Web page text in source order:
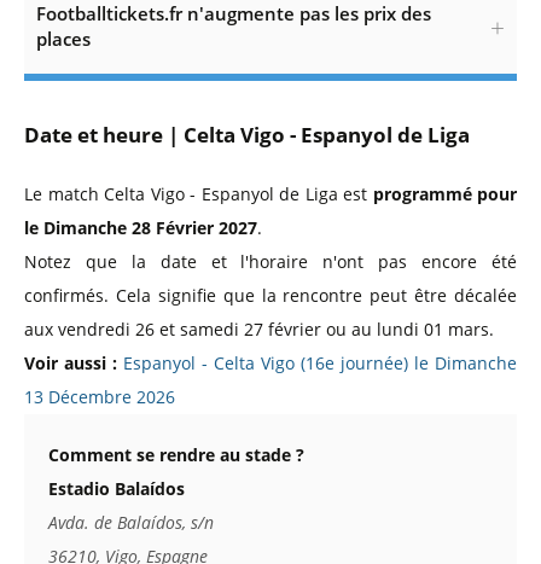
Footballtickets.fr n'augmente pas les prix des
places
Date et heure | Celta Vigo - Espanyol de Liga
Le match Celta Vigo - Espanyol de Liga est programmé pour
le Dimanche 28 Février 2027.
Notez que la date et l'horaire n'ont pas encore été
confirmés. Cela signifie que la rencontre peut être décalée
aux vendredi 26 et samedi 27 février ou au lundi 01 mars.
Voir aussi : Espanyol - Celta Vigo (16e journée) le Dimanche
13 Décembre 2026
Comment se rendre au stade ?
Estadio Balaídos
Avda. de Balaídos, s/n
36210, Vigo, Espagne